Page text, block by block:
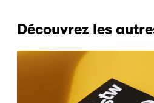
Découvrez les